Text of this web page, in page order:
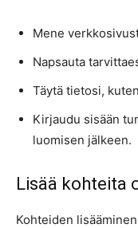
Mene
Napsauta
Täytä tietosi, kuten
Kirjaudu sisään
luomisen jälkeen.
Lisää kohteita
Kohteiden